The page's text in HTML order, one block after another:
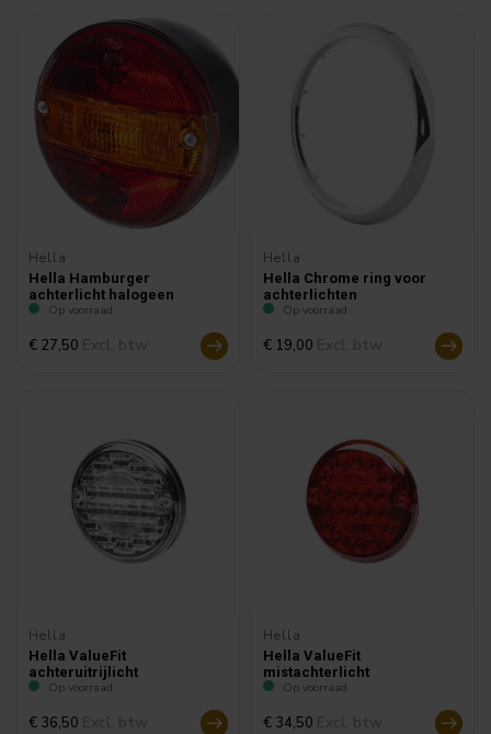
Hella
Hella Hamburger
achterlicht halogeen
Op voorraad
€ 27,50
Hella
Hella Chrome ring voor
achterlichten
Op voorraad
€ 19,00
Hella
Hella ValueFit
achteruitrijlicht
Op voorraad
€ 36,50
Hella
Hella ValueFit
mistachterlicht
Op voorraad
€ 34,50